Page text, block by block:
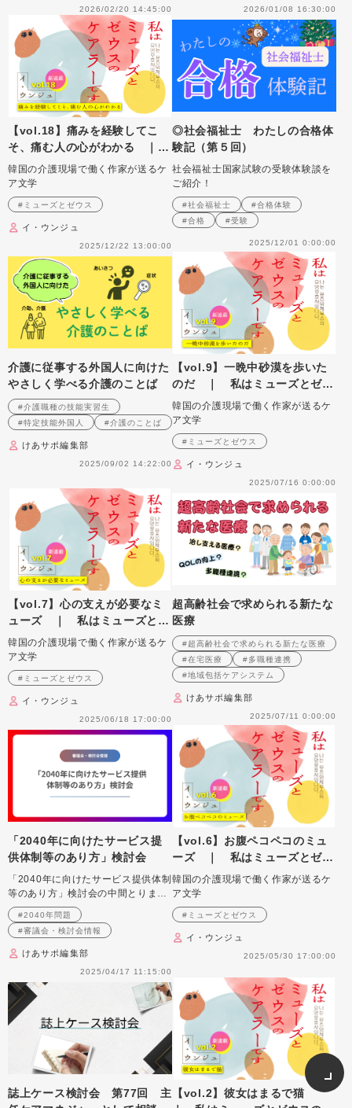
2026/02/20 14:45:00 2026/01/08 16:30:00
【vol.18】痛みを経験してこ
そ、痛む人の心がわかる ｜
私はミューズとゼウスのケアラ
ーです
韓国の介護現場で働く作家が送るケ
ア文学
#ミューズとゼウス
イ・ウンジュ
2025/12/22 13:00:00
◎社会福祉士 わたしの合格体
験記（第５回）
社会福祉士国家試験の受験体験談を
ご紹介！
#社会福祉士
#合格体験
#合格
#受験
2025/12/01 0:00:00
介護に従事する外国人に向けた
やさしく学べる介護のことば
#介護職種の技能実習生
#特定技能外国人
#介護のことば
けあサポ編集部
2025/09/02 14:22:00
【vol.9】一晩中砂漠を歩いた
のだ ｜ 私はミューズとゼウ
スのケアラーです
韓国の介護現場で働く作家が送るケ
ア文学
#ミューズとゼウス
イ・ウンジュ
2025/07/16 0:00:00
【vol.7】心の支えが必要なミ
ューズ ｜ 私はミューズとゼ
ウスのケアラーです
韓国の介護現場で働く作家が送るケ
ア文学
#ミューズとゼウス
イ・ウンジュ
2025/06/18 17:00:00
超高齢社会で求められる新たな
医療
#超高齢社会で求められる新たな医療
#在宅医療
#多職種連携
#地域包括ケアシステム
けあサポ編集部
2025/07/11 0:00:00
「2040年に向けたサービス提
供体制等のあり方」検討会
「2040年に向けたサービス提供体制
等のあり方」検討会の中間とりまと
めの内容を紹介します
#2040年問題
#審議会・検討会情報
けあサポ編集部
2025/04/17 11:15:00
【vol.6】お腹ペコペコのミュ
ーズ ｜ 私はミューズとゼウ
スのケアラーです
韓国の介護現場で働く作家が送るケ
ア文学
#ミューズとゼウス
イ・ウンジュ
2025/05/30 17:00:00
誌上ケース検討会 第77回 主 【vol.2】彼女はまるで猫